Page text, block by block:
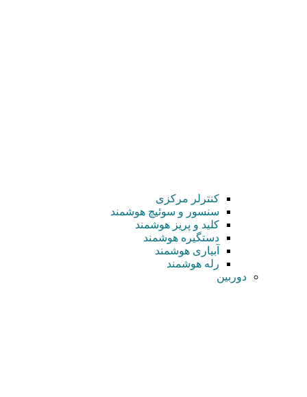
کنترلر مرکزی
سنسور و سوئیچ هوشمند
کلید و پریز هوشمند
دستگیره هوشمند
آبیاری هوشمند
رله هوشمند
دوربین